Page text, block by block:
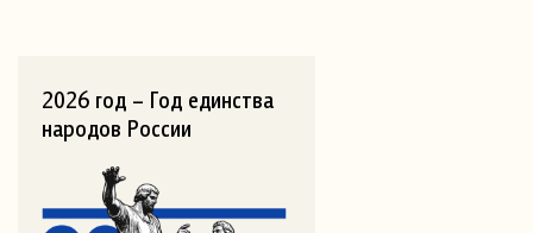
2026 год – Год единства
народов России